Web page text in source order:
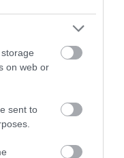
on web or
sent to